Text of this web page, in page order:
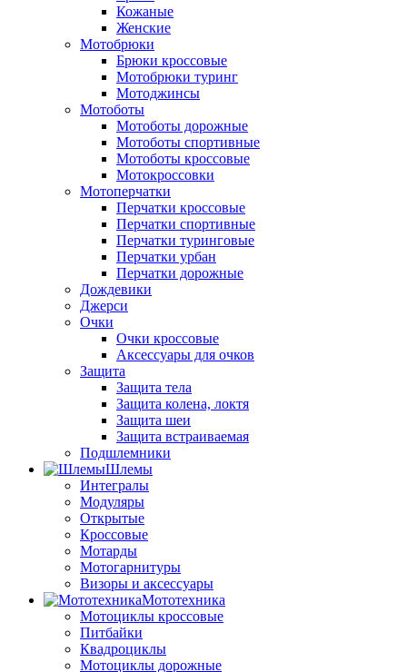
Кожаные
Женские
Мотобрюки
Брюки кроссовые
Мотобрюки туринг
Мотоджинсы
Мотоботы
Мотоботы дорожные
Мотоботы спортивные
Мотоботы кроссовые
Мотокроссовки
Мотоперчатки
Перчатки кроссовые
Перчатки спортивные
Перчатки туринговые
Перчатки урбан
Перчатки дорожные
Дождевики
Джерси
Очки
Очки кроссовые
Аксессуары для очков
Защита
Защита тела
Защита колена, локтя
Защита шеи
Защита встраиваемая
Подшлемники
Шлемы
Интегралы
Модуляры
Открытые
Кроссовые
Мотарды
Мотогарнитуры
Визоры и аксессуары
Мототехника
Мотоциклы кроссовые
Питбайки
Квадроциклы
Мотоциклы дорожные